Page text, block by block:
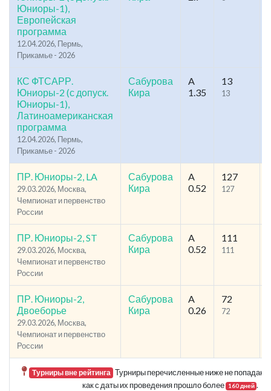
Юниоры-1),
Европейская
программа
12.04.2026, Пермь,
Прикамье - 2026
КС ФТСАРР.
Юниоры-2 (с допуск.
Юниоры-1),
Латиноамериканская
программа
12.04.2026, Пермь,
Прикамье - 2026
Сабурова
Кира
A
1.35
13
13
ПР. Юниоры-2, LA
29.03.2026, Москва,
Чемпионат и первенство
России
Сабурова
Кира
A
0.52
127
127
ПР. Юниоры-2, ST
29.03.2026, Москва,
Чемпионат и первенство
России
Сабурова
Кира
A
0.52
111
111
ПР. Юниоры-2,
Двоеборье
29.03.2026, Москва,
Чемпионат и первенство
России
Сабурова
Кира
A
0.26
72
72
Турниры вне рейтинга Турниры перечисленные ниже не попадают
как с даты их проведения прошло более
160 дней .